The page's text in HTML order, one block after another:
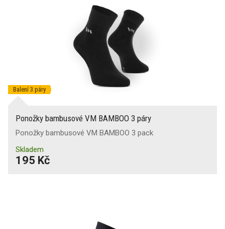
Balení 3 páry
Ponožky bambusové VM BAMBOO 3 páry
Ponožky bambusové VM BAMBOO 3 pack
Skladem
195 Kč